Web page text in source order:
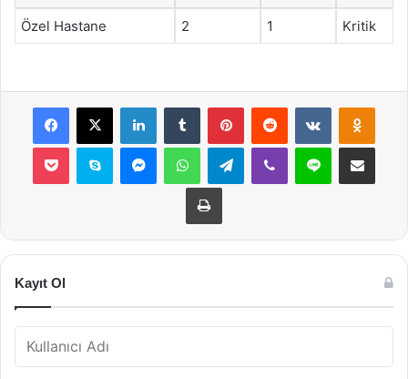
Özel Hastane 2 1 Kritik
Facebook
X LinkedInTumblr PinterestReddit VKontakte
Pocket Skype MessengerWhatsAppTelegramViber Line E-Posta ile
Yazdır
Kayıt Ol